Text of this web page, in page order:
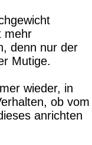
mehr
denn nur der
Mutige.
wieder, in
ob vom
anrichten